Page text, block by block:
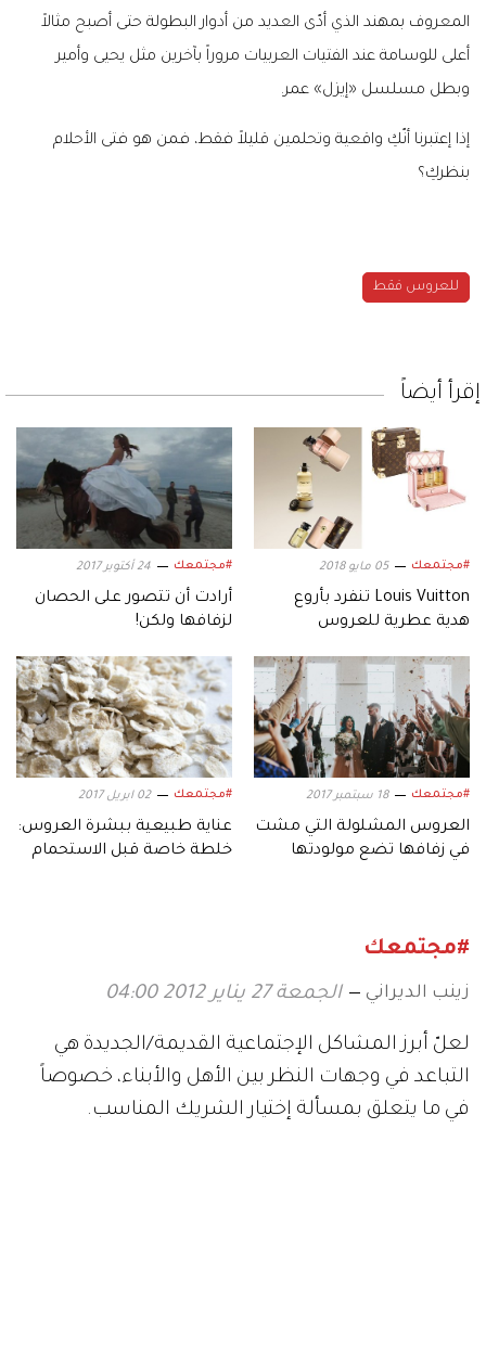
المعروف بمهند الذي أدّى العديد من أدوار البطولة حتى أصبح مثالاً
أعلى للوسامة عند الفتيات العربيات مروراً بآخرين مثل يحيى وأمير
وبطل مسلسل «إيزل» عمر.
إذا إعتبرنا أنّكِ واقعية وتحلمين قليلاً فقط، فمن هو فتى الأحلام
بنظركِ؟
للعروس فقط
إقرأ أيضاً
#مجتمعك 05 مايو 2018
Louis Vuitton تنفرد بأروع
هدية عطرية للعروس
#مجتمعك 24 أكتوبر 2017
أرادت أن تتصور على الحصان
لزفافها ولكن!
#مجتمعك 18 سبتمبر 2017
العروس المشلولة التي مشت
في زفافها تضع مولودتها
#مجتمعك 02 ابريل 2017
عناية طبيعية ببشرة العروس:
خلطة خاصة قبل الاستحمام
#مجتمعك
زينب الديراني الجمعة 27 يناير 2012 04:00
لعلّ أبرز المشاكل الإجتماعية القديمة/الجديدة هي
التباعد في وجهات النظر بين الأهل والأبناء، خصوصاً
في ما يتعلق بمسألة إختيار الشريك المناسب.